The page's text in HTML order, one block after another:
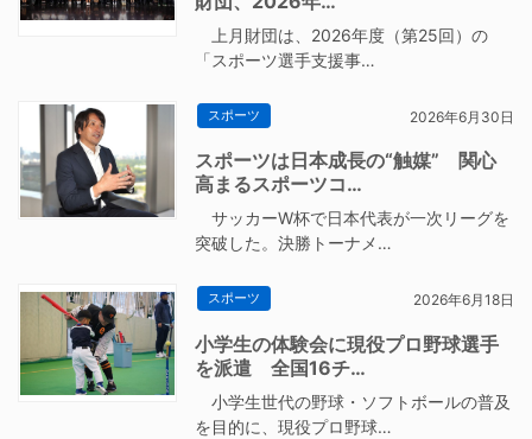
上月財団は、2026年度（第25回）の
「スポーツ選手支援事…
スポーツ 2026年6月30日
スポーツは日本成長の“触媒” 関心
高まるスポーツコ…
サッカーW杯で日本代表が一次リーグを
突破した。決勝トーナメ…
スポーツ 2026年6月18日
小学生の体験会に現役プロ野球選手
を派遣 全国16チ…
小学生世代の野球・ソフトボールの普及
を目的に、現役プロ野球…